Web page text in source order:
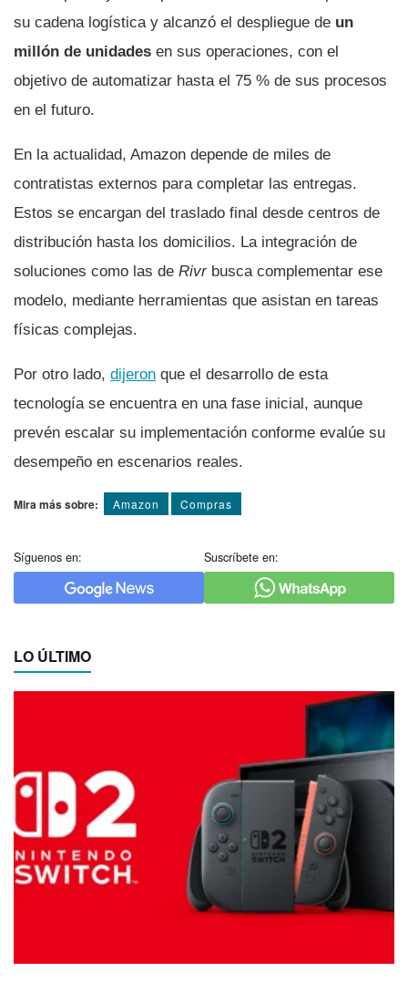
su cadena logística y alcanzó el despliegue de un
millón de unidades en sus operaciones, con el
objetivo de automatizar hasta el 75 % de sus procesos
en el futuro.
En la actualidad, Amazon depende de miles de
contratistas externos para completar las entregas.
Estos se encargan del traslado final desde centros de
distribución hasta los domicilios. La integración de
soluciones como las de Rivrbusca complementar ese
modelo, mediante herramientas que asistan en tareas
físicas complejas.
Por otro lado, dijeron que el desarrollo de esta
tecnología se encuentra en una fase inicial, aunque
prevén escalar su implementación conforme evalúe su
desempeño en escenarios reales.
Mira más sobre: Amazon Compras
Síguenos en: Suscríbete en:
LO ÚLTIMO